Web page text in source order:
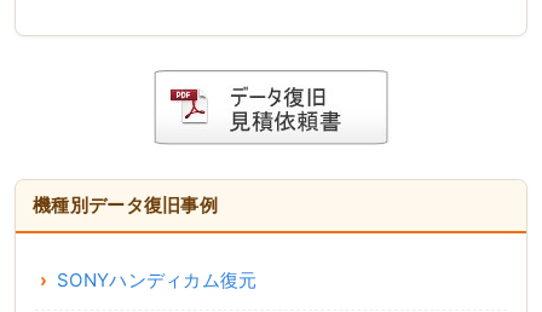
機種別データ復旧事例
SONYハンディカム復元